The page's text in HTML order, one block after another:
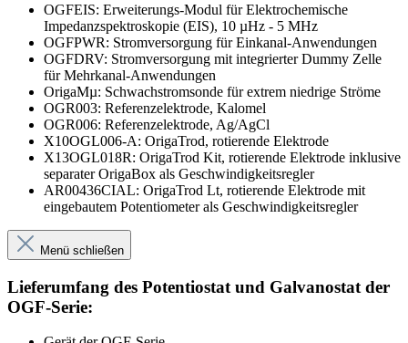
OGFEIS: Erweiterungs-Modul für Elektrochemische
Impedanzspektroskopie (EIS), 10 µHz - 5 MHz
OGFPWR: Stromversorgung für Einkanal-Anwendungen
OGFDRV: Stromversorgung mit integrierter Dummy Zelle
für Mehrkanal-Anwendungen
OrigaMµ: Schwachstromsonde für extrem niedrige Ströme
OGR003: Referenzelektrode, Kalomel
OGR006: Referenzelektrode, Ag/AgCl
X10OGL006-A: OrigaTrod, rotierende Elektrode
X13OGL018R: OrigaTrod Kit, rotierende Elektrode inklusive
separater OrigaBox als Geschwindigkeitsregler
AR00436CIAL: OrigaTrod Lt, rotierende Elektrode mit
eingebautem Potentiometer als Geschwindigkeitsregler
Menü schließen
Lieferumfang des Potentiostat und Galvanostat der
OGF-Serie: